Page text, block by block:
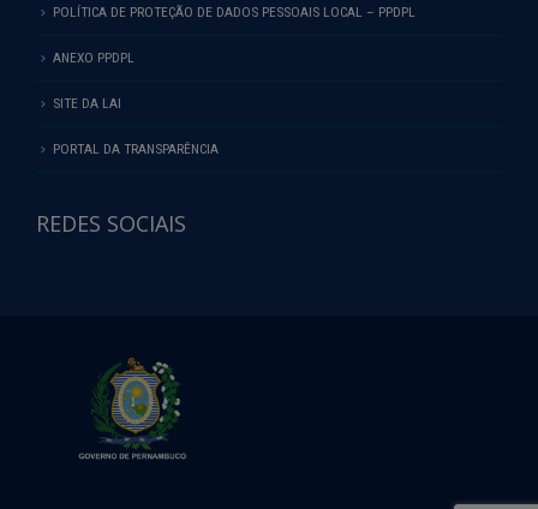
POLÍTICA DE PROTEÇÃO DE DADOS PESSOAIS LOCAL – PPDPL
ANEXO PPDPL
SITE DA LAI
PORTAL DA TRANSPARÊNCIA
REDES SOCIAIS